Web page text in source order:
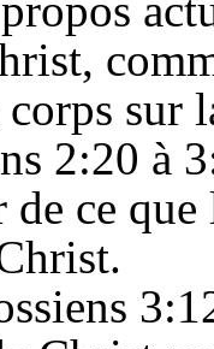
sur
2:20 à
ce